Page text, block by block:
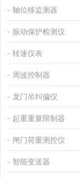
轴位移监测器
振动保护检测仪
转速仪表
周波控制器
龙门吊纠偏仪
起重重量限制器
闸门荷重测控仪
智能变送器